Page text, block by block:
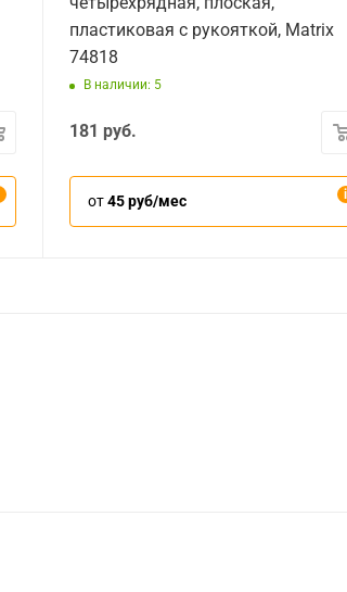
пластиковая с рукояткой, Matrix
74818
В наличии: 5
181 руб.
от45 руб/мес